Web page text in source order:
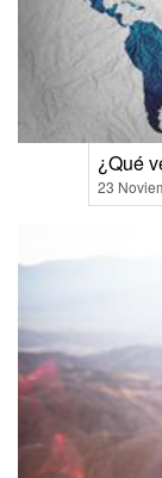
¿Qué
23